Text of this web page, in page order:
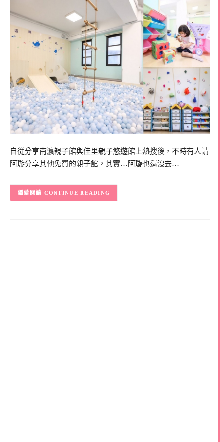
自從分享南瀛親子館與佳里親子悠遊館上熱搜後，不時有人請
阿璇分享其他免費的親子館，其實…阿璇也還沒去…
CONTINUE READING